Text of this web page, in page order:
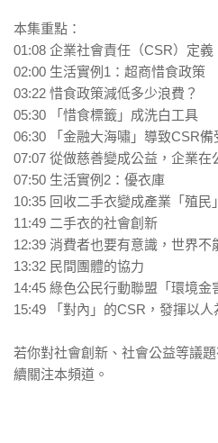
本集重點：
01:08 企業社會責任（CSR）定義
02:00 生活實例1：超商惜食政策
03:22 惜食政策減低多少浪費？
05:30 「惜食標籤」成洗白工具
06:30 「金融大海嘯」導致CSR備
07:07 從做慈善變成公益，企業在
07:50 生活實例2：優衣庫
10:35 回收二手衣變成產業「殖民
11:49 二手衣的社會創新
12:39 消費者也要有意識，世界不
13:32 民間團體的協力
14:45 綠色公民行動聯盟「環境金
15:49 「對內」的CSR，發揮以人
若你對社會創新、社會公益等議
續關注本頻道。